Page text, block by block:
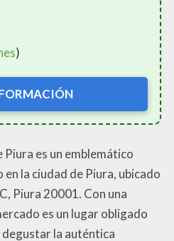
)
Piura es un emblemático
la ciudad de Piura, ubicado
Piura 20001. Con una
es un lugar obligado
degustar la auténtica